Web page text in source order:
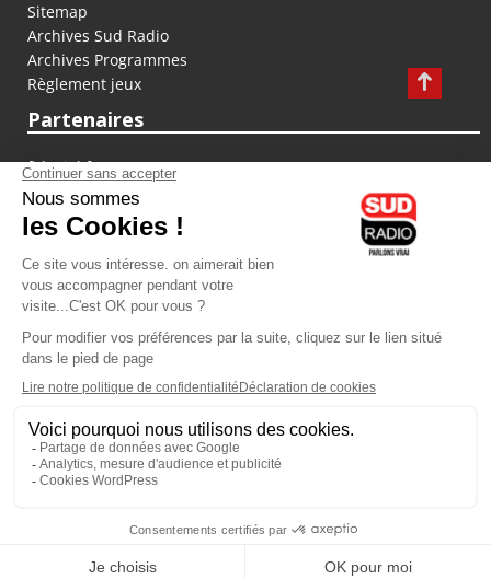
Sitemap
Archives Sud Radio
Archives Programmes
Règlement jeux
Partenaires
fiducial.fr
lyoncapitale.fr
olympique-et-lyonnais.com
L'application Iphone / Android
Téléchargez l'application
Les cookies
Gestion des cookies
Crédit photos : ©Sud Radio / Pierre Olivier
Animateur
Animateur
Vous écoutez Sud Radio